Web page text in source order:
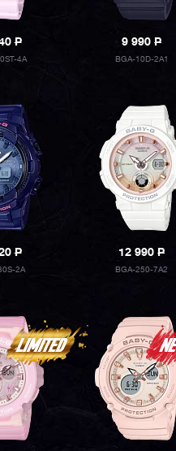
P
4A
9 990P
BGA-10D-2A1
P
2A
12 990P
BGA-250-7A2